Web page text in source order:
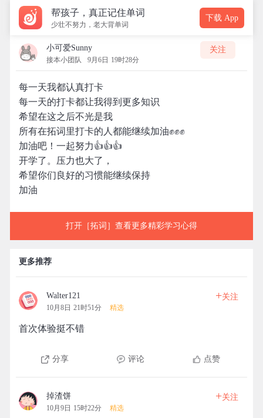
帮孩子，真正记住单词
少壮不努力，老大背单词
下载 App
小可爱Sunny
接本小团队 9月6日 19时28分
关注
每一天我都认真打卡
每一天的打卡都让我得到更多知识
希望在这之后不光是我
所有在拓词里打卡的人都能继续加油✊✊✊
加油吧！一起努力👍👍👍
开学了。压力也大了，
希望你们良好的习惯能继续保持
加油
打开［拓词］查看更多精彩学习心得
更多推荐
Walter121
10月8日 21时51分 精选
+关注
首次体验挺不错
分享 评论 点赞
掉渣饼
10月9日 15时22分 精选
+关注